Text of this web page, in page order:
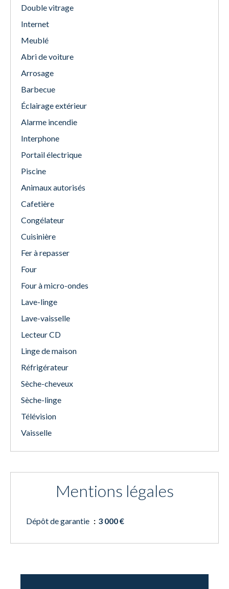
Double vitrage
Internet
Meublé
Abri de voiture
Arrosage
Barbecue
Éclairage extérieur
Alarme incendie
Interphone
Portail électrique
Piscine
Animaux autorisés
Cafetière
Congélateur
Cuisinière
Fer à repasser
Four
Four à micro-ondes
Lave-linge
Lave-vaisselle
Lecteur CD
Linge de maison
Réfrigérateur
Sèche-cheveux
Sèche-linge
Télévision
Vaisselle
Mentions légales
Dépôt de garantie 3 000 €